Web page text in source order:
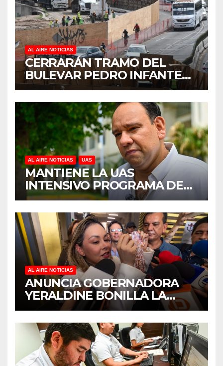
AL AIRE NOTICIAS
CERRARÁN TRAMO DEL
BULEVAR PEDRO INFANTE
PARA ACELERAR OBRAS
ANTES DEL REGRESO A
CLASES
AL AIRE NOTICIAS UAS
MANTIENE LA UAS
INTENSIVO PROGRAMA DE
MANTENIMIENTO Y
REHABILITACIÓN EN SUS
PLANTELES ANTE EL INICIO
DEL CICLO ESCOLAR 2026-
2027
AL AIRE NOTICIAS
ANUNCIA GOBERNADORA
YERALDINE BONILLA LA
REAPERTURA DEL
PROGRAMA “PONTE AL
CORRIENTE” PARA APOYAR
LA ECONOMÍA FAMILIAR EN
SINALOA